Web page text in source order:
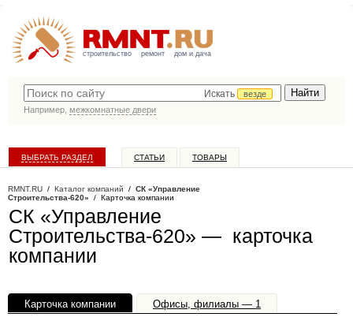
строительство ремонт дом и дача
Искать
везде
Например, межкомнатные двери
ВЫБРАТЬ РАЗДЕЛ СТАТЬИ ТОВАРЫ
RMNT.RU / Каталог компаний / СК «Управление
Строительства-620» / Карточка компании
СК «Управление
Строительства-620» — карточка
компании
Карточка компании Офисы, филиалы — 1